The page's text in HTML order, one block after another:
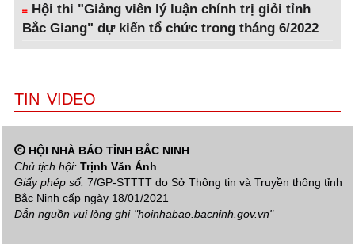
Hội thi "Giảng viên lý luận chính trị giỏi tỉnh
Bắc Giang" dự kiến tổ chức trong tháng 6/2022
TIN VIDEO
HỘI NHÀ BÁO TỈNH BẮC NINH
Chủ tịch hội: Trịnh Văn Ánh
Giấy phép số: 7/GP-STTTT do Sở Thông tin và Truyền thông tỉnh
Bắc Ninh cấp ngày 18/01/2021
Dẫn nguồn vui lòng ghi "hoinhabao.bacninh.gov.vn"